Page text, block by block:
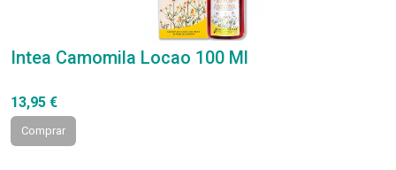
Intea Camomila Locao 100 Ml
13,95 €
Comprar